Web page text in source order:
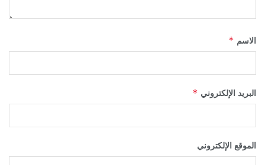
الاسم *
البريد الإلكتروني *
الموقع الإلكتروني